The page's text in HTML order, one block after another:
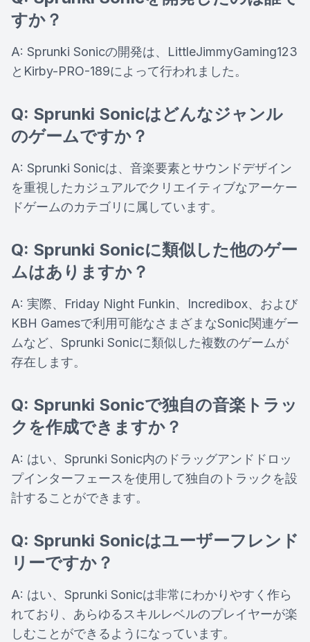
すか？
A: Sprunki Sonicの開発は、LittleJimmyGaming123
とKirby-PRO-189によって行われました。
Q: Sprunki Sonicはどんなジャンル
のゲームですか？
A: Sprunki Sonicは、音楽要素とサウンドデザイン
を重視したカジュアルでクリエイティブなアーケー
ドゲームのカテゴリに属しています。
Q: Sprunki Sonicに類似した他のゲー
ムはありますか？
A: 実際、Friday Night Funkin、Incredibox、および
KBH Gamesで利用可能なさまざまなSonic関連ゲー
ムなど、Sprunki Sonicに類似した複数のゲームが
存在します。
Q: Sprunki Sonicで独自の音楽トラッ
クを作成できますか？
A: はい、Sprunki Sonic内のドラッグアンドドロッ
プインターフェースを使用して独自のトラックを設
計することができます。
Q: Sprunki Sonicはユーザーフレンド
リーですか？
A: はい、Sprunki Sonicは非常にわかりやすく作ら
れており、あらゆるスキルレベルのプレイヤーが楽
しむことができるようになっています。